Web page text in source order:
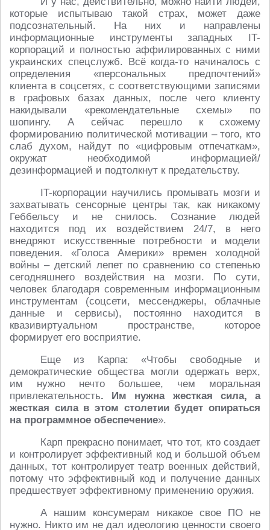
которые испытываю такой страх, может даже
подсознательный. На них и направлены
информационные инструменты западных IT-
корпораций и полностью аффилированных с ними
украинских спецслужб. Всё когда-то начиналось с
определения «персональных предпочтений»
клиента в соцсетях, с соответствующими записями
в графовых базах данных, после чего клиенту
накидывали «рекомендательные схемы» по
шопингу. А сейчас перешло к схожему
формированию политической мотивации – того, кто
слаб духом, найдут по «цифровым отпечаткам»,
окружат необходимой информацией/
дезинформацией и подтолкнут к предательству.
IT-корпорации научились промывать мозги и
захватывать сенсорные центры так, как никакому
Геббельсу и не снилось. Сознание людей
находится под их воздействием 24/7, в него
внедряют искусственные потребности и модели
поведения. «Голоса Америки» времен холодной
войны – детский лепет по сравнению со степенью
сегодняшнего воздействия на мозги. По сути,
человек благодаря современным информационным
инструментам (соцсети, мессенджеры, облачные
данные и сервисы), постоянно находится в
квазивиртуальном пространстве, которое
формирует его восприятие.
Еще из Карпа: «Чтобы свободные и
демократические общества могли одержать верх,
им нужно нечто большее, чем моральная
привлекательность. Им нужна жесткая сила, а
жесткая сила в этом столетии будет опираться
на программное обеспечение».
Карп прекрасно понимает, что тот, кто создает
и контролирует эффективный код и большой объем
данных, тот контролирует театр военных действий,
потому что эффективный код и получение данных
предшествует эффективному применению оружия.
А нашим консумерам никакое свое ПО не
нужно. Никто им не дал идеологию ценности своего